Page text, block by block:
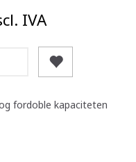
IVA
fordoble kapaciteten